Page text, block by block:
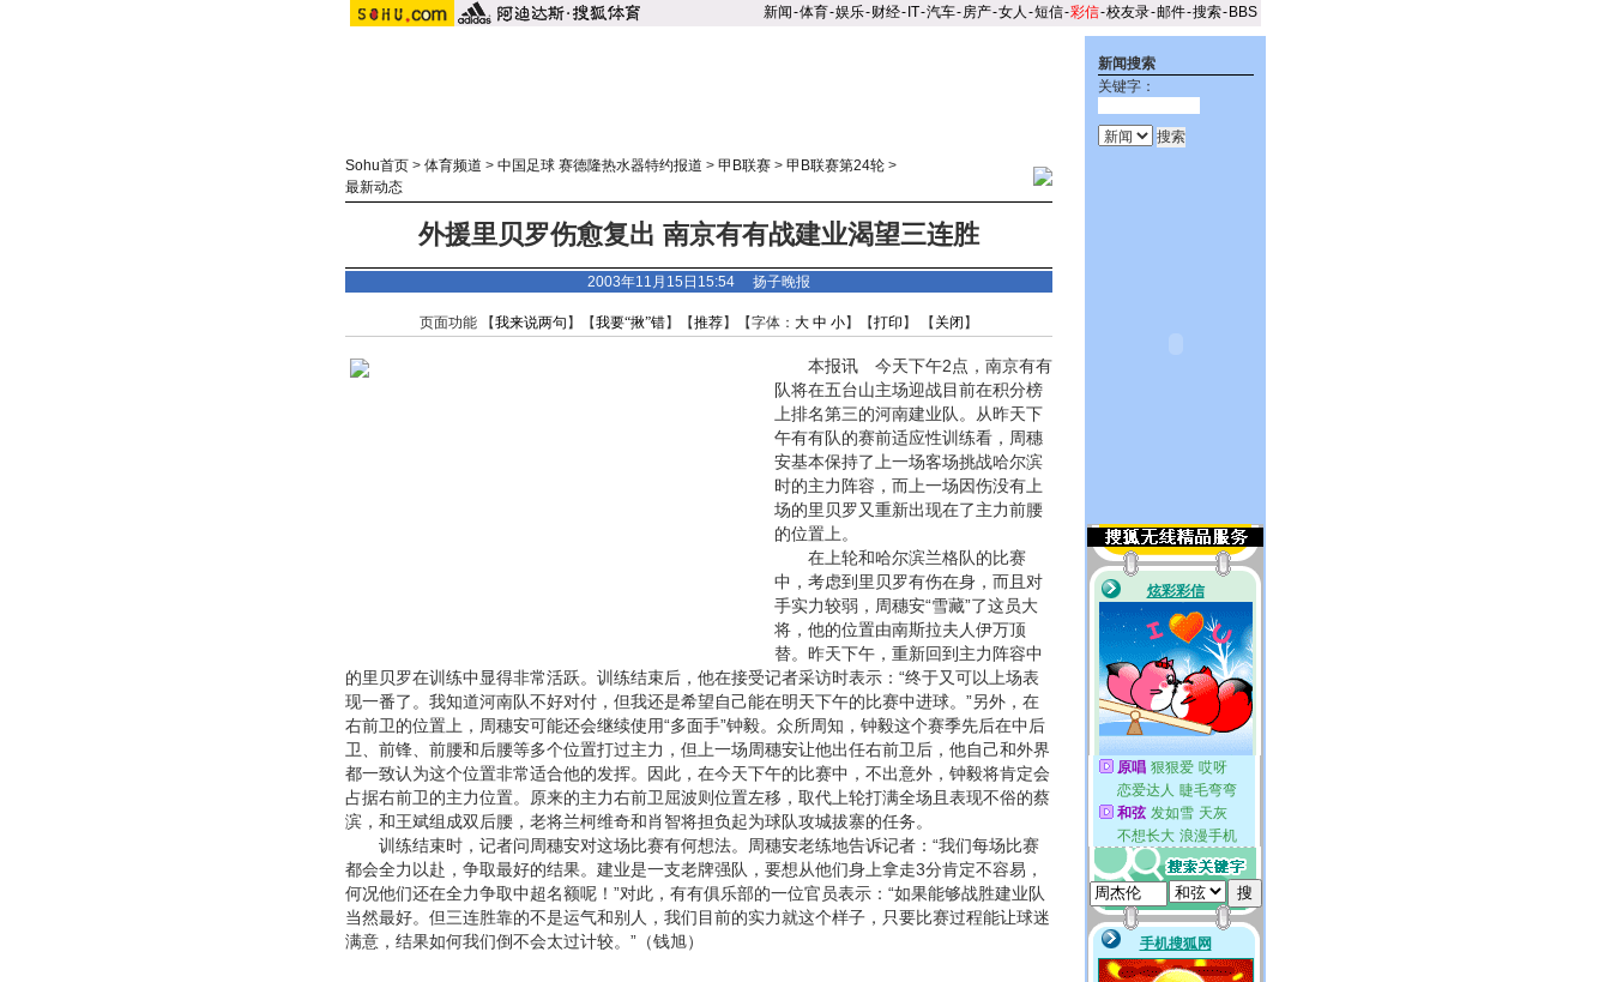
新闻-体育-娱乐-财经- IT-汽车-房产-女人 -短信-彩信-校友录-邮件-搜索- BBS
Sohu首页 > 体育频道 > 中国足球 赛德隆热水器特约报道 > 甲B联赛 > 甲B联赛第24轮 >
最新动态
外援里贝罗伤愈复出 南京有有战建业渴望三连胜
2003年11月15日15:54 扬子晚报
页面功能 【我来说两句 】【我要“揪”错】【推荐】【字体： 大 中 小】【打印 】 【 关闭 】
本报讯 今天下午2点，南京有有
队将在五台山主场迎战目前在积分榜
上排名第三的河南建业队。从昨天下
午有有队的赛前适应性训练看，周穗
安基本保持了上一场客场挑战哈尔滨
时的主力阵容，而上一场因伤没有上
场的里贝罗又重新出现在了主力前腰
的位置上。
在上轮和哈尔滨兰格队的比赛
中，考虑到里贝罗有伤在身，而且对
手实力较弱，周穗安“雪藏”了这员大
将，他的位置由南斯拉夫人伊万顶
替。昨天下午，重新回到主力阵容中
的里贝罗在训练中显得非常活跃。训练结束后，他在接受记者采访时表示：“终于又可以上场表
现一番了。我知道河南队不好对付，但我还是希望自己能在明天下午的比赛中进球。”另外，在
右前卫的位置上，周穗安可能还会继续使用“多面手”钟毅。众所周知，钟毅这个赛季先后在中后
卫、前锋、前腰和后腰等多个位置打过主力，但上一场周穗安让他出任右前卫后，他自己和外界
都一致认为这个位置非常适合他的发挥。因此，在今天下午的比赛中，不出意外，钟毅将肯定会
占据右前卫的主力位置。原来的主力右前卫屈波则位置左移，取代上轮打满全场且表现不俗的蔡
滨，和王斌组成双后腰，老将兰柯维奇和肖智将担负起为球队攻城拔寨的任务。
训练结束时，记者问周穗安对这场比赛有何想法。周穗安老练地告诉记者：“我们每场比赛
都会全力以赴，争取最好的结果。建业是一支老牌强队，要想从他们身上拿走3分肯定不容易，
何况他们还在全力争取中超名额呢！”对此，有有俱乐部的一位官员表示：“如果能够战胜建业队
当然最好。但三连胜靠的不是运气和别人，我们目前的实力就这个样子，只要比赛过程能让球迷
满意，结果如何我们倒不会太过计较。”（钱旭）
新闻搜索
关键字：